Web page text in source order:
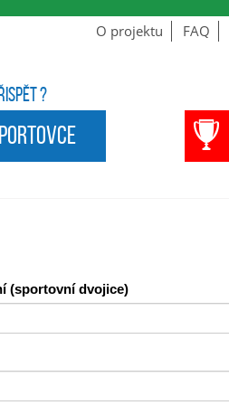
O projektu FAQ
?
(sportovní dvojice)